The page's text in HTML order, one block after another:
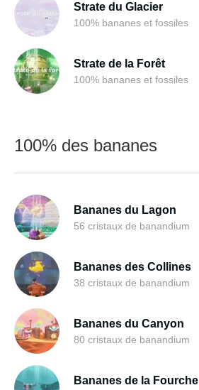
Strate du Glacier
100% bananes et fossiles
Strate de la Forêt
100% bananes et fossiles
100% des bananes
Bananes du Lagon
56 cristaux de banandium
Bananes des Collines
38 cristaux de banandium
Bananes du Canyon
80 cristaux de banandium
Bananes de la Fourche